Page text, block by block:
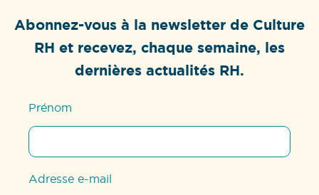
Abonnez-vous à la newsletter de Culture
RH et recevez, chaque semaine, les
dernières actualités RH.
Prénom
Adresse e-mail